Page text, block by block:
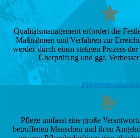
Qualitätsmanagement erfordert die
Maßnahmen und Verfahren zur
werden durch einen stetigen Prozess
Überprüfung und ggf.
Pflegeverständnis
Pflege umfasst eine große
betroffenen Menschen und ihren